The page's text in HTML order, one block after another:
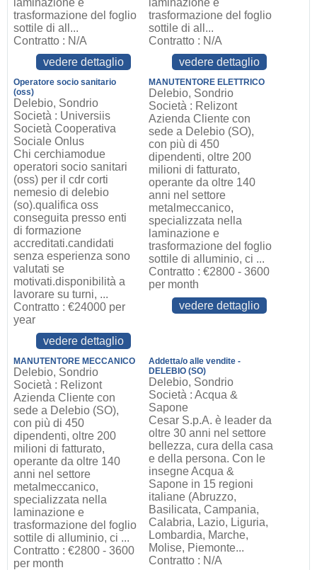
laminazione e
trasformazione del foglio
sottile di all...
Contratto : N/A
vedere dettaglio
laminazione e
trasformazione del foglio
sottile di all...
Contratto : N/A
vedere dettaglio
Operatore socio sanitario
(oss)
Delebio, Sondrio
Società : Universiis
Società Cooperativa
Sociale Onlus
Chi cerchiamodue
operatori socio sanitari
(oss) per il cdr corti
nemesio di delebio
(so).qualifica oss
conseguita presso enti
di formazione
accreditati.candidati
senza esperienza sono
valutati se
motivati.disponibilità a
lavorare su turni, ...
Contratto : €24000 per
year
vedere dettaglio
MANUTENTORE ELETTRICO
Delebio, Sondrio
Società : Relizont
Azienda Cliente con
sede a Delebio (SO),
con più di 450
dipendenti, oltre 200
milioni di fatturato,
operante da oltre 140
anni nel settore
metalmeccanico,
specializzata nella
laminazione e
trasformazione del foglio
sottile di alluminio, ci ...
Contratto : €2800 - 3600
per month
vedere dettaglio
MANUTENTORE MECCANICO
Delebio, Sondrio
Società : Relizont
Azienda Cliente con
sede a Delebio (SO),
con più di 450
dipendenti, oltre 200
milioni di fatturato,
operante da oltre 140
anni nel settore
metalmeccanico,
specializzata nella
laminazione e
trasformazione del foglio
sottile di alluminio, ci ...
Contratto : €2800 - 3600
per month
Addetta/o alle vendite -
DELEBIO (SO)
Delebio, Sondrio
Società : Acqua &
Sapone
Cesar S.p.A. è leader da
oltre 30 anni nel settore
bellezza, cura della casa
e della persona. Con le
insegne Acqua &
Sapone in 15 regioni
italiane (Abruzzo,
Basilicata, Campania,
Calabria, Lazio, Liguria,
Lombardia, Marche,
Molise, Piemonte...
Contratto : N/A